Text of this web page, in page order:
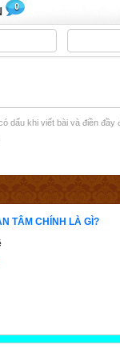
0
dấu khi viết bài và điền
TÂM CHÍNH LÀ GÌ?